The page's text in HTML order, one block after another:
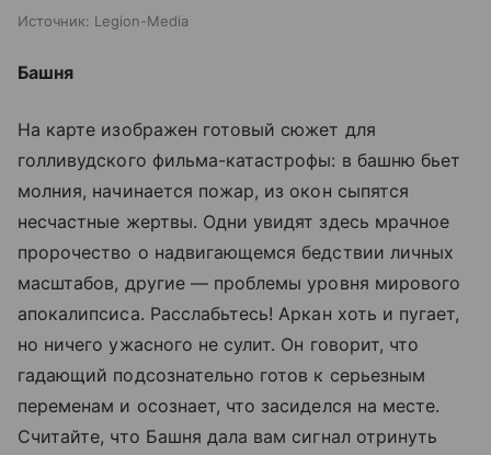
Источник: Legion-Media
Башня
На карте изображен готовый сюжет для
голливудского фильма-катастрофы: в башню бьет
молния, начинается пожар, из окон сыпятся
несчастные жертвы. Одни увидят здесь мрачное
пророчество о надвигающемся бедствии личных
масштабов, другие — проблемы уровня мирового
апокалипсиса. Расслабьтесь! Аркан хоть и пугает,
но ничего ужасного не сулит. Он говорит, что
гадающий подсознательно готов к серьезным
переменам и осознает, что засиделся на месте.
Считайте, что Башня дала вам сигнал отринуть